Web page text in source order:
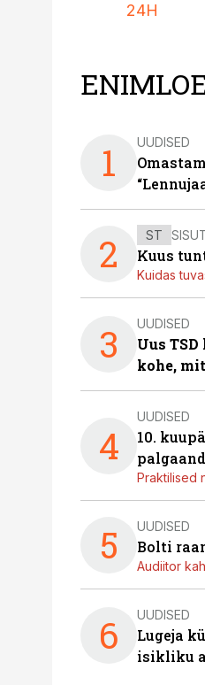
24H
1 UUDISED
2 ST
Kuus
Kuidas
3 UUDISED
Uus
kohe,
4
UUDISED
10.
Praktilised
5 UUDISED
Bolti
Audiitor
6 UUDISED
Lugeja
isikliku